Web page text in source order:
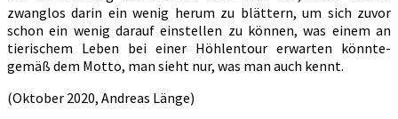
zwanglos darin ein wenig herum zu blättern, um sich zuvor
schon ein wenig darauf einstellen zu können, was einem an
tierischem Leben bei einer Höhlentour erwarten könnte-
gemäß dem Motto, man sieht nur, was man auch kennt.
(Oktober 2020, Andreas Länge)